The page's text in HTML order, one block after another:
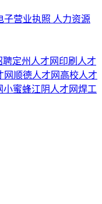
子营业执照 人力资源
聘定州人才网 印刷人才
网 顺德人才网 高校人才
小蜜蜂江阴人才网焊工